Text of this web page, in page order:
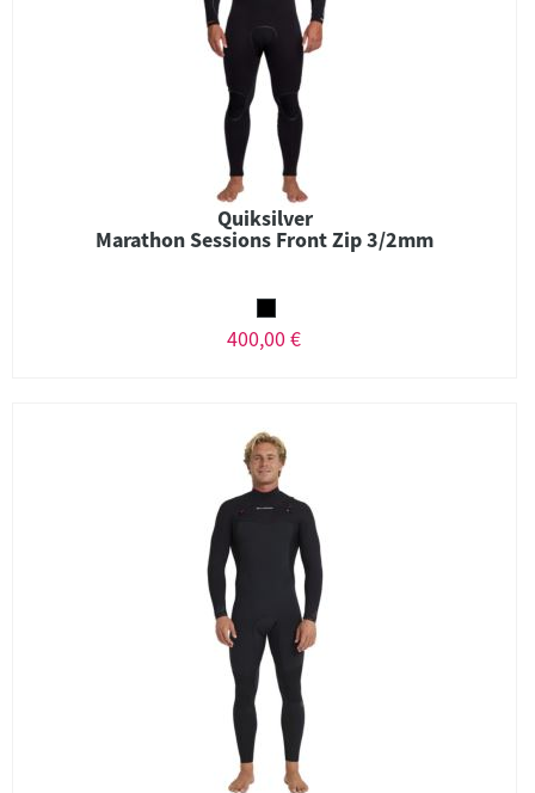
Quiksilver
Marathon Sessions Front Zip 3/2mm
400,00 €